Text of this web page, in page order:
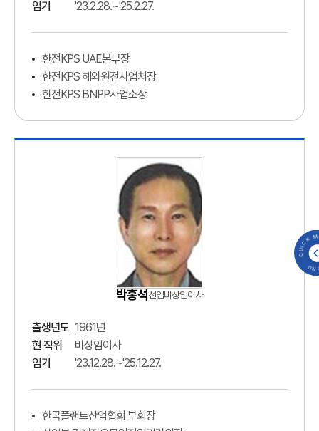
QUICK
임기 '23.2.28.~'25.2.27.
한전KPS UAE본부장
한전KPS 해외원전사업처장
한전KPS BNPP사업소장
박홍석선임비상임이사
출생년도 1961년
현 직위
비상임이사
임기
'23.12.28.~'25.12.27.
한국플랜트산업협회 부회장